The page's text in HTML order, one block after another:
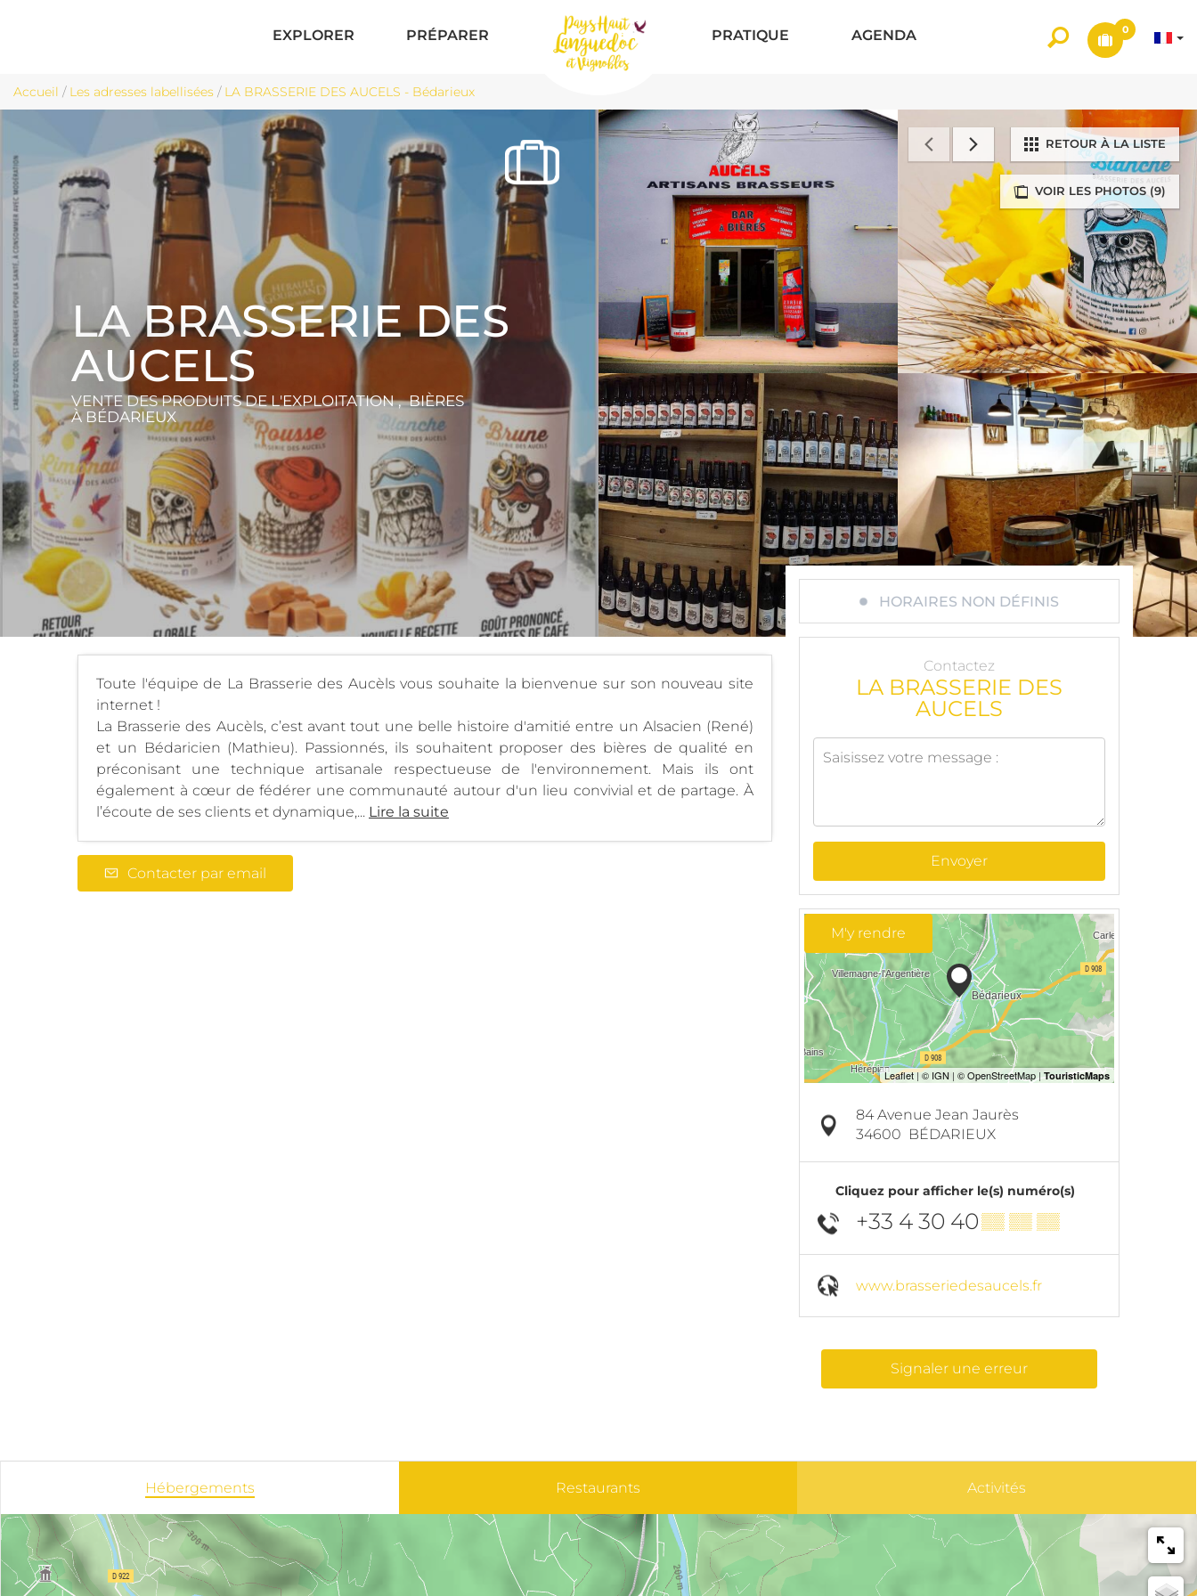
EXPLORER PRÉPARER PRATIQUE AGENDA 0
Accueil / Les adresses labellisées / LA BRASSERIE DES AUCELS - Bédarieux
VOIR LES PHOTOS (9)
RETOUR À LA LISTE
LA BRASSERIE DES
AUCELS
VENTE DES PRODUITS DE L'EXPLOITATION , BIÈRES
À BÉDARIEUX
Toute l'équipe de La Brasserie des Aucèls vous souhaite la bienvenue sur son nouveau site
internet !
La Brasserie des Aucèls, c’est avant tout une belle histoire d'amitié entre un Alsacien (René)
et un Bédaricien (Mathieu). Passionnés, ils souhaitent proposer des bières de qualité en
préconisant une technique artisanale respectueuse de l'environnement. Mais ils ont
également à cœur de fédérer une communauté autour d'un lieu convivial et de partage. À
l’écoute de ses clients et dynamique,... Lire la suite
Contacter par email
HORAIRES NON DÉFINIS
Contactez
LA BRASSERIE DES
AUCELS
Envoyer
M'y rendre
84 Avenue Jean Jaurès
34600 BÉDARIEUX
Cliquez pour afficher le(s) numéro(s)
+33 4 30 40▒▒ ▒▒ ▒▒
www.brasseriedesaucels.fr
Signaler une erreur
Hébergements Restaurants Activités